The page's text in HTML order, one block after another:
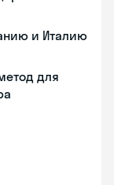
и Италию
для